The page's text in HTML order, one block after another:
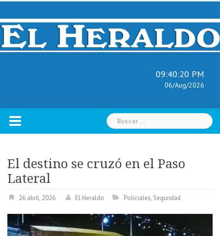
Skip
content
09:40:21 PM
06/Aug/2026
Buscar:
El destino se cruzó en el Paso
Lateral
26 abril, 2026 El Heraldo Policiales, Seguridad